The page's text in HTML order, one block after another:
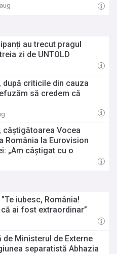
au trecut pragul
zi de UNTOLD
criticile din cauza
să credem că
câștigătoarea Vocea
România la Eurovision
„Am câștigat cu o
iubesc, România!
ai fost extraordinar”
Ministerul de Externe
separatistă Abhazia